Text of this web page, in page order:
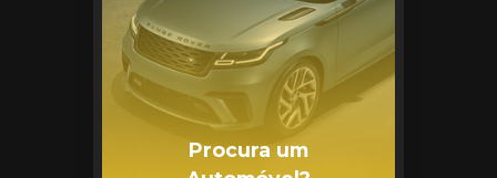
Procura um